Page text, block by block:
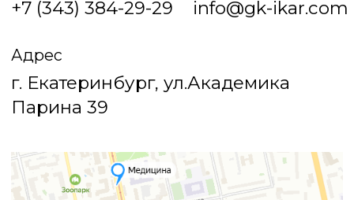
Проектная документация
Парина 39
info@gk-ikar.com